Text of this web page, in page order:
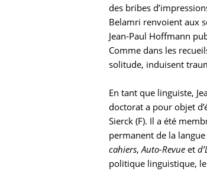
des bribes
Belamri renvoient aux
Jean-Paul Hoffmann
Comme dans les
solitude, induisent
En tant que linguiste,
doctorat a pour objet
Sierck (F). Il a été
permanent de la
cahiers,Auto-Revue et
politique linguistique,